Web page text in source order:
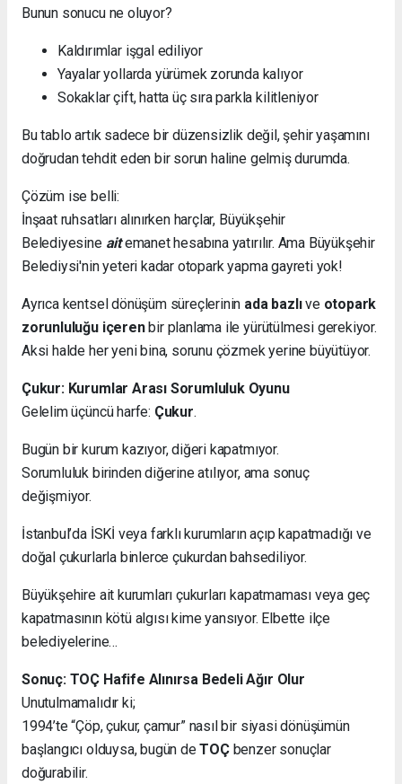
Bunun sonucu ne oluyor?
Kaldırımlar işgal ediliyor
Yayalar yollarda yürümek zorunda kalıyor
Sokaklar çift, hatta üç sıra parkla kilitleniyor
Bu tablo artık sadece bir düzensizlik değil, şehir yaşamını
doğrudan tehdit eden bir sorun haline gelmiş durumda.
Çözüm ise belli:
İnşaat ruhsatları alınırken harçlar, Büyükşehir
Belediyesine aitemanet hesabına yatırılır. Ama Büyükşehir
Belediysi'nin yeteri kadar otopark yapma gayreti yok!
Ayrıca kentsel dönüşüm süreçlerinin ada bazlıve otopark
zorunluluğu içerenbir planlama ile yürütülmesi gerekiyor.
Aksi halde her yeni bina, sorunu çözmek yerine büyütüyor.
Çukur: Kurumlar Arası Sorumluluk Oyunu
Gelelim üçüncü harfe: Çukur.
Bugün bir kurum kazıyor, diğeri kapatmıyor.
Sorumluluk birinden diğerine atılıyor, ama sonuç
değişmiyor.
İstanbul’da İSKİ veya farklı kurumların açıp kapatmadığı ve
doğal çukurlarla binlerce çukurdan bahsediliyor.
Büyükşehire ait kurumları çukurları kapatmaması veya geç
kapatmasının kötü algısı kime yansıyor. Elbette ilçe
belediyelerine…
Sonuç: TOÇ Hafife Alınırsa Bedeli Ağır Olur
Unutulmamalıdır ki;
1994’te “Çöp, çukur, çamur” nasıl bir siyasi dönüşümün
başlangıcı olduysa, bugün deTOÇbenzer sonuçlar
doğurabilir.